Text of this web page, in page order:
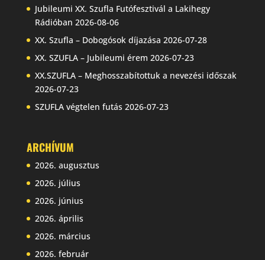
Jubileumi XX. Szufla Futófesztivál a Lakihegy
Rádióban 2026-08-06
XX. Szufla – Dobogósok díjazása 2026-07-28
XX. SZUFLA – Jubileumi érem 2026-07-23
XX.SZUFLA – Meghosszabítottuk a nevezési időszak
2026-07-23
SZUFLA végtelen futás 2026-07-23
ARCHÍVUM
2026. augusztus
2026. július
2026. június
2026. április
2026. március
2026. február